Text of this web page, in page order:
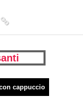
cappuccio